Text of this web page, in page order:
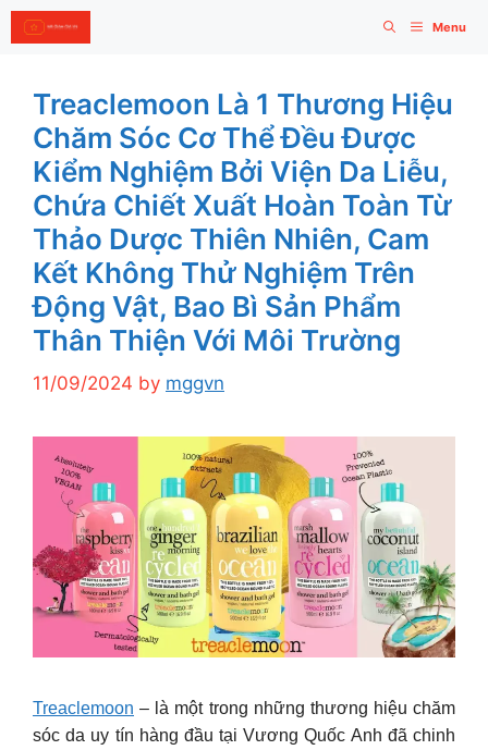
Skip
to
Menu
Treaclemoon Là 1 Thương Hiệu
Chăm Sóc Cơ Thể Đều Được
Kiểm Nghiệm Bởi Viện Da Liễu,
Chứa Chiết Xuất Hoàn Toàn Từ
Thảo Dược Thiên Nhiên, Cam
Kết Không Thử Nghiệm Trên
Động Vật, Bao Bì Sản Phẩm
Thân Thiện Với Môi Trường
11/09/2024 by mggvn
Treaclemoon – là một trong những thương hiệu chăm
sóc da uy tín hàng đầu tại Vương Quốc Anh đã chinh